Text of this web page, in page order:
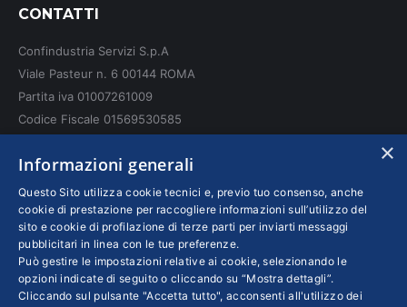
opens
new
window
opens
window
opens
window
CONTATTI
Confindustria Servizi S.p.A
Viale Pasteur n. 6 00144 ROMA
Partita iva 01007261009
Codice Fiscale 01569530585
INFO LEGALI
Colophon editoriali
Disclaimer
Privacy
Coordinate Bancarie
×
Informazioni generali
Questo Sito utilizza cookie tecnici e, previo tuo consenso, anche
cookie di prestazione per raccogliere informazioni sull’utilizzo del
sito e cookie di profilazione di terze parti per inviarti messaggi
pubblicitari in linea con le tue preferenze.
Può gestire le impostazioni relative ai cookie, selezionando le
opzioni indicate di seguito o cliccando su “Mostra dettagli”.
Cliccando sul pulsante "Accetta tutto", acconsenti all'utilizzo dei